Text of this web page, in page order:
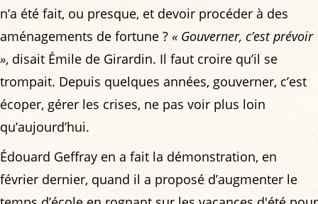
n’a été fait, ou presque, et devoir procéder à des
aménagements de fortune ? « Gouverner, c’est prévoir
», disait Émile de Girardin. Il faut croire qu’il se
trompait. Depuis quelques années, gouverner, c’est
écoper, gérer les crises, ne pas voir plus loin
qu’aujourd’hui.
Édouard Geffray en a fait la démonstration, en
février dernier, quand il a proposé d’augmenter le